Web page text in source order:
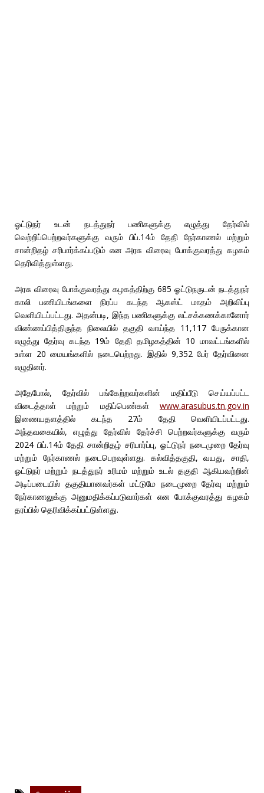
ஓட்டுநர் உடன் நடத்துநர் பணிகளுக்கு எழுத்து தேர்வில்
வெற்றிப்பெற்றவர்களுக்கு வரும் பிப்.14ம் தேதி நேர்காணல் மற்றும்
சான்றிதழ் சரிபார்க்கப்படும் என அரசு விரைவு போக்குவரத்து கழகம்
தெரிவித்துள்ளது.
அரசு விரைவு போக்குவரத்து கழகத்திற்கு 685 ஓட்டுநருடன் நடத்துநர்
காலி பணியிடங்களை நிரப்ப கடந்த ஆகஸ்ட் மாதம் அறிவிப்பு
வெளியிடப்பட்டது. அதன்படி, இந்த பணிகளுக்கு லட்சக்கணக்கானோர்
விண்ணப்பித்திருந்த நிலையில் தகுதி வாய்ந்த 11,117 பேருக்கான
எழுத்து தேர்வு கடந்த 19ம் தேதி தமிழகத்தின் 10 மாவட்டங்களில்
உள்ள 20 மையங்களில் நடைபெற்றது. இதில் 9,352 பேர் தேர்வினை
எழுதினர்.
அதேபோல், தேர்வில் பங்கேற்றவர்களின் மதிப்பீடு செய்யப்பட்ட
விடைத்தாள் மற்றும் மதிப்பெண்கள் www.arasubus.tn.gov.in
இணையதளத்தில் கடந்த 27ம் தேதி வெளியிடப்பட்டது.
அந்தவகையில், எழுத்து தேர்வில் தேர்ச்சி பெற்றவர்களுக்கு வரும்
2024 பிப்.14ம் தேதி சான்றிதழ் சரிபார்ப்பு, ஓட்டுநர் நடைமுறை தேர்வு
மற்றும் நேர்காணல் நடைபெறவுள்ளது. கல்வித்தகுதி, வயது, சாதி,
ஓட்டுநர் மற்றும் நடத்துநர் உரிமம் மற்றும் உடல் தகுதி ஆகியவற்றின்
அடிப்படையில் தகுதியானவர்கள் மட்டுமே நடைமுறை தேர்வு மற்றும்
நேர்காணலுக்கு அனுமதிக்கப்படுவார்கள் என போக்குவரத்து கழகம்
தரப்பில் தெரிவிக்கப்பட்டுள்ளது.